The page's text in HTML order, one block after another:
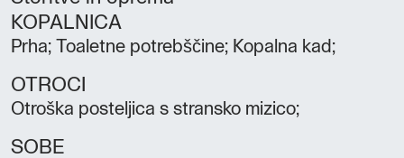
KOPALNICA
Prha; Toaletne potrebščine; Kopalna kad;
OTROCI
Otroška posteljica s stransko mizico;
SOBE